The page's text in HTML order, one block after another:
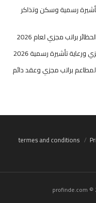
عمل وتأشيرة رسمية وسكن وتذاكر
براتب مجزي لعام 2026
تأشيرة رسمية 2026
براتب مجزي وعقد دائم
termes and conditions
profinde.com ©